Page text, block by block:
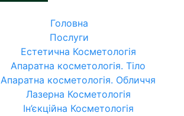
Головна
Послуги
Естетична Косметологія
Апаратна косметологія. Тіло
Апаратна косметологія. Обличчя
Лазерна Косметологія
Ін’єкційна Косметологія